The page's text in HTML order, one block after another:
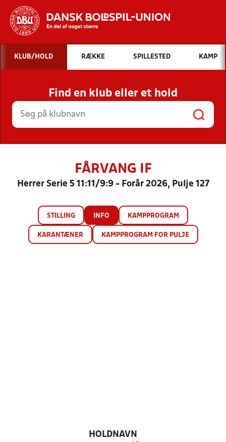
Hvad vil du søge efter?
INDHOLD OG NYHEDER
STILLINGER, RESULTATER, KLUBBER OG
HOLD
KLUB/HOLD RÆKKE SPILLESTED KAMP
Find en klub eller et hold
FÅRVANG IF
Herrer Serie 5 11:11/9:9 - Forår 2026, Pulje 127
STILLING INFO KAMPPROGRAM
KARANTÆNER KAMPPROGRAM FOR PULJE
HOLDNAVN